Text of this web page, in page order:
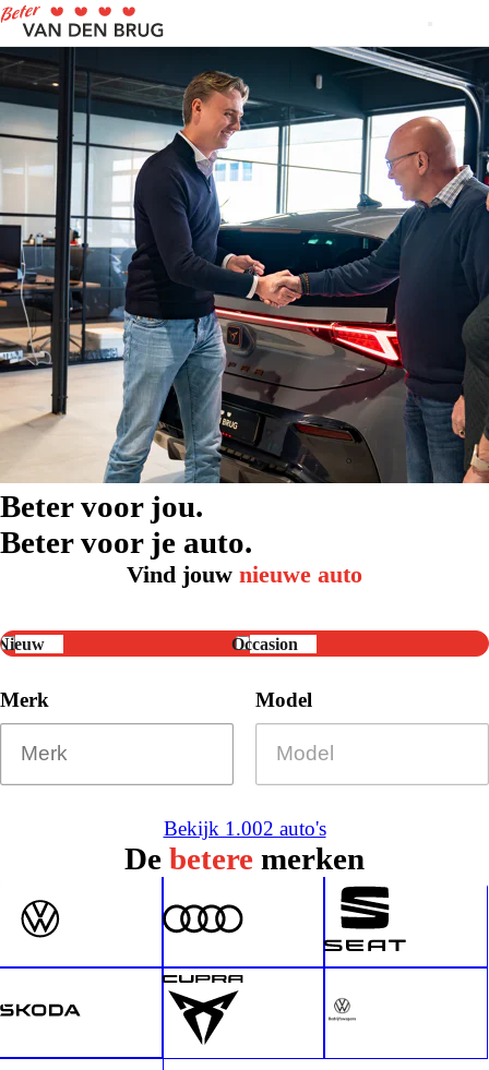
Beter voor jou.
Beter voor je auto.
Vind jouw nieuwe auto
Occasion
Merk Model
Bekijk 1.002 auto's
De betere merken